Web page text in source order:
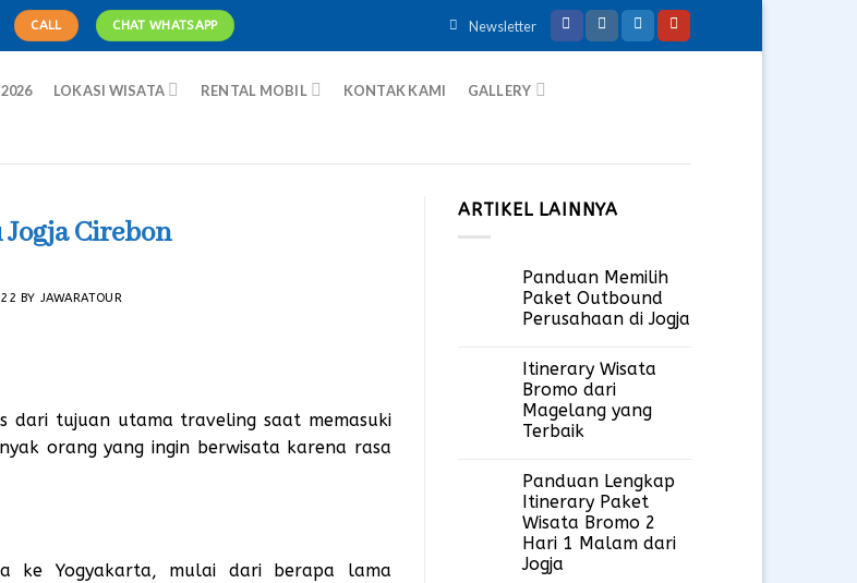
CALL CHAT WHATSAPP Newsletter
LOKASI WISATA RENTAL MOBIL KONTAK KAMI
GALLERY
Cirebon
BY JAWARATOUR
dari tujuan utama traveling saat memasuki
orang yang ingin berwisata karena rasa
ke Yogyakarta, mulai dari berapa lama
ARTIKEL LAINNYA
Panduan Memilih
Paket Outbound
Perusahaan di Jogja
Itinerary Wisata
Bromo dari
Magelang yang
Terbaik
Panduan Lengkap
Itinerary Paket
Wisata Bromo 2
Hari 1 Malam dari
Jogja